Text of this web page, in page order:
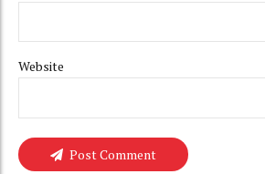
Website
Post Comment